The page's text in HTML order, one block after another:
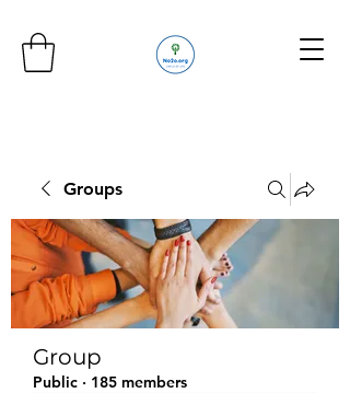
Groups
Group
Public · 185 members